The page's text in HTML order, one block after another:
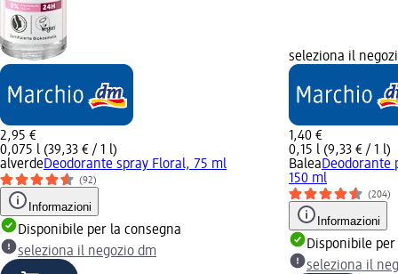
2,95 €
0,075 l (39,33 € / 1 l)
alverdeDeodorante spray Floral, 75 ml
(92)
Informazioni
Disponibile per la consegna
seleziona il negozio dm
seleziona il
1,40 €
0,15 l (9,33 € / 1 l)
BaleaDeodorante
150 ml
(204)
Informazioni
Disponibile
seleziona il